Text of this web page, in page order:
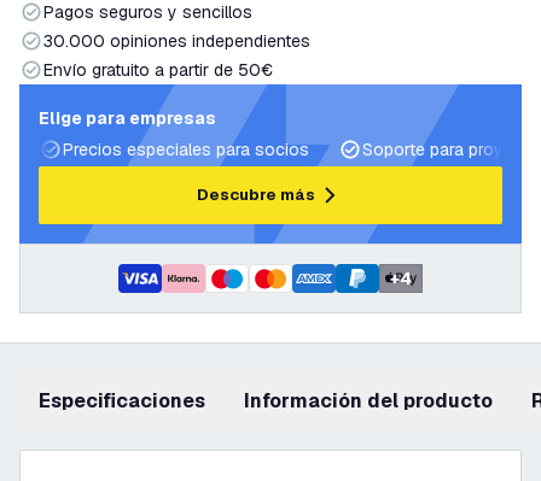
Pagos seguros y sencillos
30.000 opiniones independientes
Envío gratuito a partir de 50€
Elige para empresas
Precios especiales para socios
Soporte para
Descubre más
+4
Especificaciones información del producto